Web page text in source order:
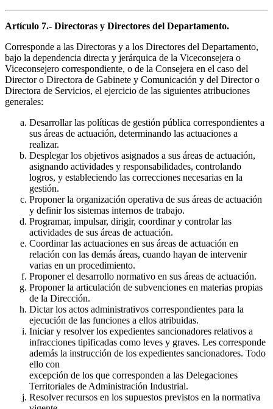
Artículo 7.- Directoras y Directores del Departamento.
Corresponde a las Directoras y a los Directores del Departamento,
bajo la dependencia directa y jerárquica de la Viceconsejera o
Viceconsejero correspondiente, o de la Consejera en el caso del
Director o Directora de Gabinete y Comunicación y del Director o
Directora de Servicios, el ejercicio de las siguientes atribuciones
generales:
Desarrollar las políticas de gestión pública correspondientes a
sus áreas de actuación, determinando las actuaciones a
realizar.
Desplegar los objetivos asignados a sus áreas de actuación,
asignando actividades y responsabilidades, controlando
logros, y estableciendo las correcciones necesarias en la
gestión.
Proponer la organización operativa de sus áreas de actuación
y definir los sistemas internos de trabajo.
Programar, impulsar, dirigir, coordinar y controlar las
actividades de sus áreas de actuación.
Coordinar las actuaciones en sus áreas de actuación en
relación con las demás áreas, cuando hayan de intervenir
varias en un procedimiento.
Proponer el desarrollo normativo en sus áreas de actuación.
Proponer la articulación de subvenciones en materias propias
de la Dirección.
Dictar los actos administrativos correspondientes para la
ejecución de las funciones a ellos atribuidas.
Iniciar y resolver los expedientes sancionadores relativos a
infracciones tipificadas como leves y graves. Les corresponde
además la instrucción de los expedientes sancionadores. Todo
ello con
excepción de los que corresponden a las Delegaciones
Territoriales de Administración Industrial.
Resolver recursos en los supuestos previstos en la normativa